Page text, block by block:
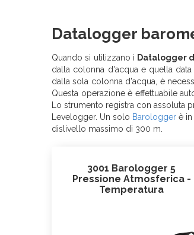
Datalogger
Quando si utilizzano i Datalogger
dalla colonna d'acqua e quella
dalla sola colonna d'acqua, è
Questa operazione è effettuabile
Lo strumento registra con assoluta
Levelogger. Un solo Barologgerè
dislivello massimo di 300 m.
3001 Barologger 5
Pressione Atmosferica -
Temperatura